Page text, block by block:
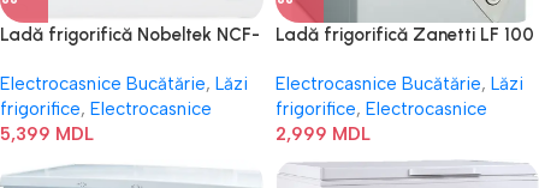
Ladă frigorifică Nobeltek NCF-
Electrocasnice Bucătărie, Lăzi
frigorifice, Electrocasnice
5,399 MDL
Ladă frigorifică Zanetti LF 100
Electrocasnice Bucătărie, Lăzi
frigorifice, Electrocasnice
2,999 MDL